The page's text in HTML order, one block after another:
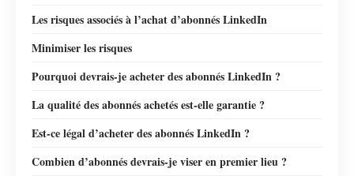
Les risques associés à l’achat d’abonnés LinkedIn
Minimiser les risques
Pourquoi devrais-je acheter des abonnés LinkedIn ?
La qualité des abonnés achetés est-elle garantie ?
Est-ce légal d’acheter des abonnés LinkedIn ?
Combien d’abonnés devrais-je viser en premier lieu ?